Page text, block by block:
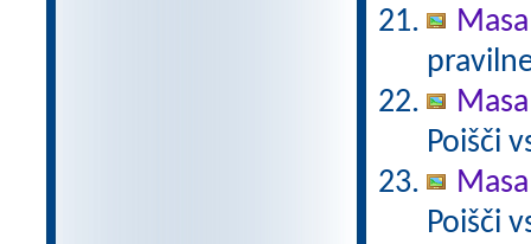
Poišči
Poišči